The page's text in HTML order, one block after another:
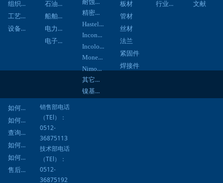
销售部电话
（TEl）：
0512-
36875113
技术部电话
（TEl）：
0512-
36875192
组织架构
工艺流程
设备展示
石油化工
船舶工程
电力工程
电子通信
精密合金
Hastelloy合金
Inconel合金
Incoloy合金
Monel合金
Nimonic合金
其它合金
镍基焊材
行业新闻
文献
如何询价
如何订购
查询进度
如何结算
如何提货
售后服务
板材
管材
丝材
法兰
紧固件
焊接件